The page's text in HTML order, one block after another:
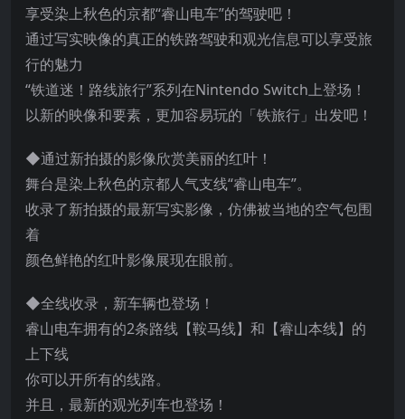
享受染上秋色的京都“睿山电车”的驾驶吧！
通过写实映像的真正的铁路驾驶和观光信息可以享受旅
行的魅力
“铁道迷！路线旅行”系列在Nintendo Switch上登场！
以新的映像和要素，更加容易玩的「铁旅行」出发吧！
◆通过新拍摄的影像欣赏美丽的红叶！
舞台是染上秋色的京都人气支线“睿山电车”。
收录了新拍摄的最新写实影像，仿佛被当地的空气包围
着
颜色鲜艳的红叶影像展现在眼前。
◆全线收录，新车辆也登场！
睿山电车拥有的2条路线【鞍马线】和【睿山本线】的
上下线
你可以开所有的线路。
并且，最新的观光列车也登场！